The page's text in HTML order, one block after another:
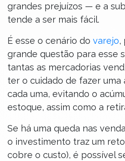
grandes prejuízos — e a
tende a ser mais fácil.
É esse o cenário do varejo,
grande questão para esse
tantas as mercadorias
ter o cuidado de fazer uma
cada uma, evitando o
estoque, assim como a
Se há uma queda nas
o investimento traz um
cobre o custo), é possível